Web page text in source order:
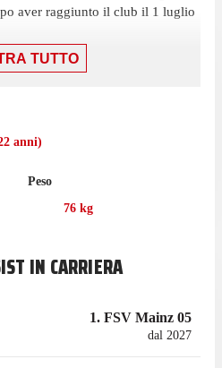
aver raggiunto il club il 1 luglio
UTE A-League nell'ultima
presenze in campionato con
TUTTO
anni)
Peso
76 kg
IN CARRIERA
1. FSV Mainz 05
dal 2027